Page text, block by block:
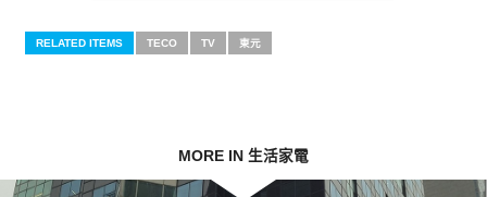
RELATED ITEMS TECO TV 東元
MORE IN 生活家電